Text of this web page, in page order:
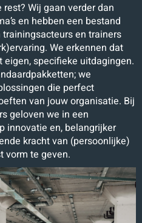
Wij gaan verder dan
en hebben een bestand
en trainers
We erkennen dat
specifieke uitdagingen.
we
die perfect
van jouw organisatie. Bij
geloven we in een
innovatie en, belangrijker
kracht van (persoonlijke)
vorm te geven.